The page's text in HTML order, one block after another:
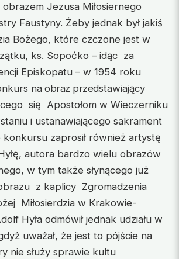
Jezusa Miłosiernego
Faustyny. Żeby jednak był jakiś
Bożego, które czczone jest w
ks. Sopoćko – idąc za
Episkopatu – w 1954 roku
na obraz przedstawiający
się Apostołom w Wieczerniku
i ustanawiającego sakrament
zaprosił również artystę
autora bardzo wielu obrazów
w tym także słynącego już
z kaplicy Zgromadzenia
Miłosierdzia w Krakowie-
Hyła odmówił jednak udziału w
uważał, że jest to pójście na
nie służy sprawie kultu